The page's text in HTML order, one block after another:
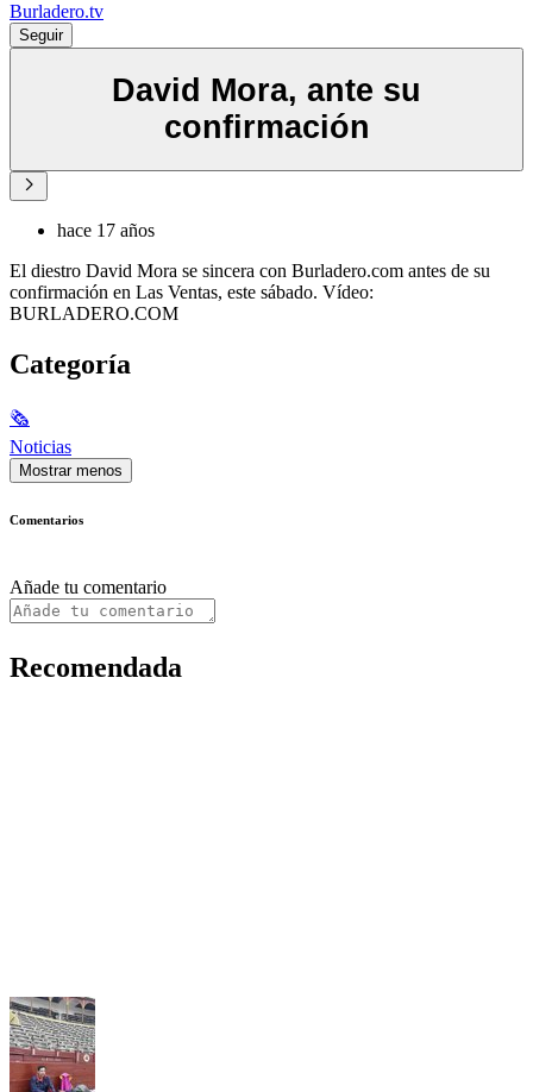
Burladero.tv
Seguir
David Mora, ante su
confirmación
hace 17 años
El diestro David Mora se sincera con Burladero.com antes de su
confirmación en Las Ventas, este sábado. Vídeo:
BURLADERO.COM
Categoría
🗞
Noticias
Mostrar menos
Comentarios
Añade tu comentario
Recomendada